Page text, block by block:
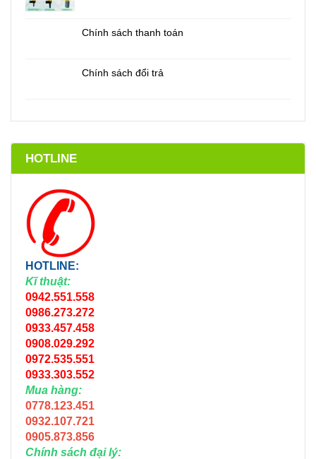
Chính sách thanh toán
Chính sách đổi trả
HOTLINE
HOTLINE:
Kĩ thuật:
0942.551.558
0986.273.272
0933.457.458
0908.029.292
0972.535.551
0933.303.552
Mua hàng:
0778.123.451
0932.107.721
0905.873.856
Chính sách đại lý: